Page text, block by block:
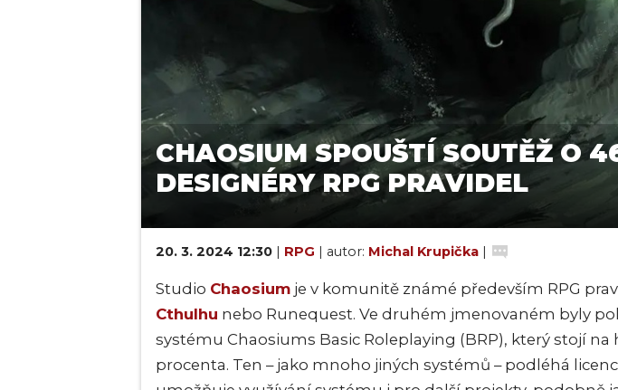
CHAOSIUM SPOUŠTÍ SOUTĚŽ O
DESIGNÉRY RPG PRAVIDEL
20. 3. 2024 12:30 | RPG | autor: Michal Krupička |
Studio Chaosium je v komunitě známé především RPG
Cthulhu nebo Runequest. Ve druhém jmenovaném byly
systému Chaosiums Basic Roleplaying (BRP), který stojí na
procenta. Ten – jako mnoho jiných systémů – podléhá